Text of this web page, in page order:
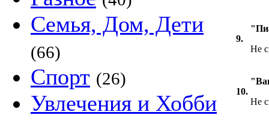
Семья, Дом, Дети
(66)
Спорт (26)
Увлечения и Хобби
9.
Не
10.
Не